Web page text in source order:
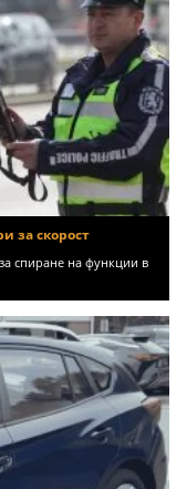
за скорост
спиране на функции в